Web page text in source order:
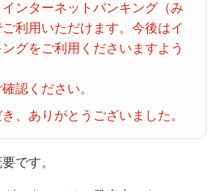
ンターネットバンキング（み
利用いただけます。今後はイ
グをご利用くださいますよう
認ください。
、ありがとうございました。
です。